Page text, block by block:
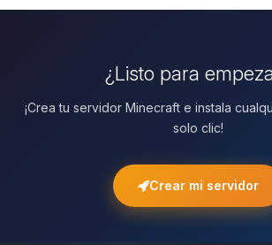
¿Listo para
¡Crea tu servidor Minecraft e instala
solo clic!
Crear mi servidor